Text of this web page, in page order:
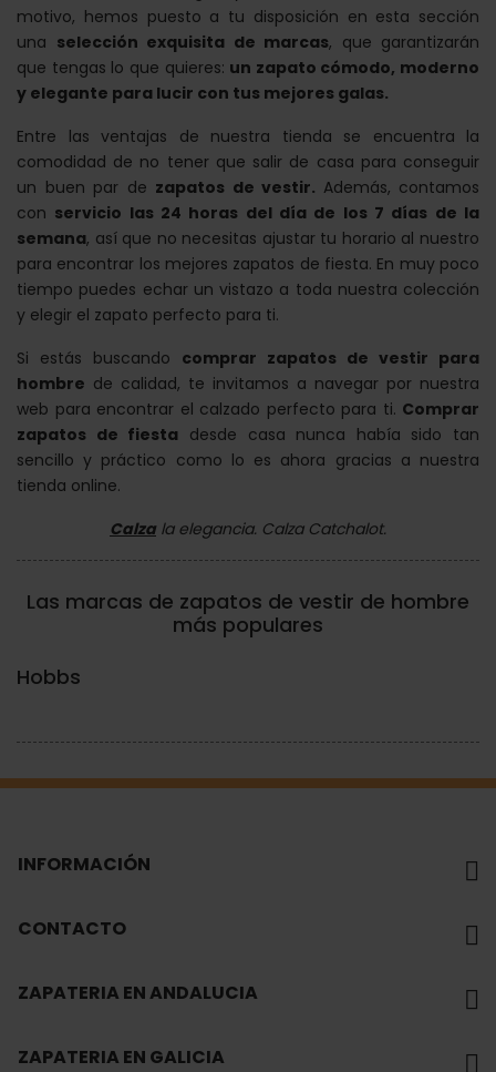
motivo, hemos puesto a tu disposición en esta sección
una selección exquisita de marcas, que garantizarán
que tengas lo que quieres: un zapato cómodo, moderno
y elegante para lucir con tus mejores galas.
Entre las ventajas de nuestra tienda se encuentra la
comodidad de no tener que salir de casa para conseguir
un buen par de zapatos de vestir. Además, contamos
con servicio las 24 horas del día de los 7 días de la
semana, así que no necesitas ajustar tu horario al nuestro
para encontrar los mejores zapatos de fiesta. En muy poco
tiempo puedes echar un vistazo a toda nuestra colección
y elegir el zapato perfecto para ti.
Si estás buscando comprar zapatos de vestir para
hombre de calidad, te invitamos a navegar por nuestra
web para encontrar el calzado perfecto para ti. Comprar
zapatos de fiesta desde casa nunca había sido tan
sencillo y práctico como lo es ahora gracias a nuestra
tienda online.
Calza la elegancia. Calza Catchalot.
Las marcas de zapatos de vestir de hombre
más populares
Hobbs
INFORMACIÓN
CONTACTO
ZAPATERIA EN ANDALUCIA
ZAPATERIA EN GALICIA